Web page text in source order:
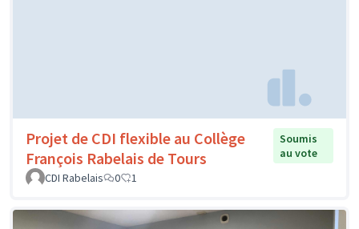
Projet de CDI flexible au Collège
François Rabelais de Tours
Soumis
au vote
CDI Rabelais
0 1